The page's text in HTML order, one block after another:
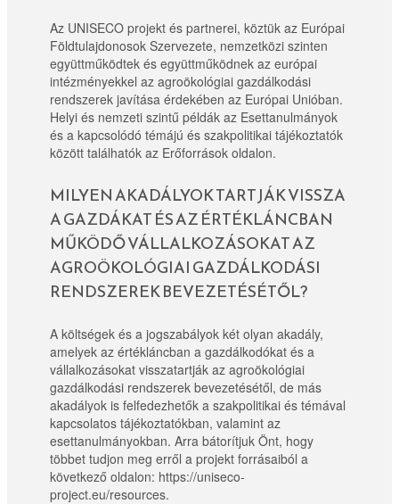
Az UNISECO projekt és partnerei, köztük az Európai
Földtulajdonosok Szervezete, nemzetközi szinten
együttműködtek és együttműködnek az európai
intézményekkel az agroökológiai gazdálkodási
rendszerek javítása érdekében az Európai Unióban.
Helyi és nemzeti szintű példák az Esettanulmányok
és a kapcsolódó témájú és szakpolitikai tájékoztatók
között találhatók az Erőforrások oldalon.
MILYEN AKADÁLYOK TARTJÁK VISSZA
A GAZDÁKAT ÉS AZ ÉRTÉKLÁNCBAN
MŰKÖDŐ VÁLLALKOZÁSOKAT AZ
AGROÖKOLÓGIAI GAZDÁLKODÁSI
RENDSZEREK BEVEZETÉSÉTŐL?
A költségek és a jogszabályok két olyan akadály,
amelyek az értékláncban a gazdálkodókat és a
vállalkozásokat visszatartják az agroökológiai
gazdálkodási rendszerek bevezetésétől, de más
akadályok is felfedezhetők a szakpolitikai és témával
kapcsolatos tájékoztatókban, valamint az
esettanulmányokban. Arra bátorítjuk Önt, hogy
többet tudjon meg erről a projekt forrásaiból a
következő oldalon: https://uniseco-
project.eu/resources.